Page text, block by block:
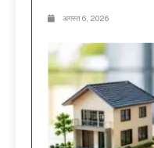
अगस्त 6, 2026